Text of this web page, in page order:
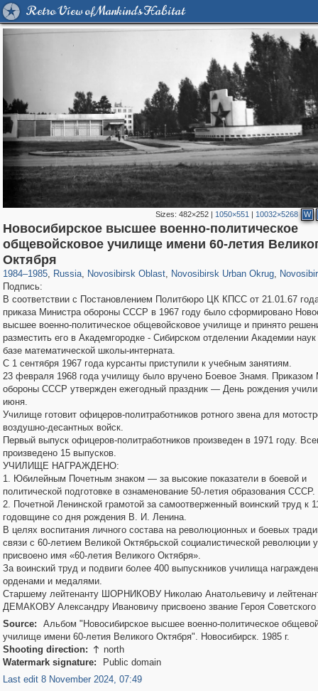
Retro View of Mankind's Habitat
Sizes:482×252 | 1050×551 | 10032×5268 W
Новосибирское высшее военно-политическое
общевойсковое училище имени 60-летия
Октября
1984–1985, Russia, Novosibirsk Oblast, Novosibirsk Urban Okrug,
Подпись:
В соответствии с Постановлением Политбюро ЦК КПСС от 21.01.67
приказа Министра обороны СССР в 1967 году было сформировано
высшее военно-политическое общевойсковое училище и принято
разместить его в Академгородке - Сибирском отделении Академии
базе математической школы-интерната.
С 1 сентября 1967 года курсанты приступили к учебным занятиям.
23 февраля 1968 года училищу было вручено Боевое Знамя. Приказом
обороны СССР утвержден ежегодный праздник — День рождения
июня.
Училище готовит офицеров-политработников ротного звена для
воздушно-десантных войск.
Первый выпуск офицеров-политработников произведен в 1971 году.
произведено 15 выпусков.
УЧИЛИЩЕ НАГРАЖДЕНО:
1. Юбилейным Почетным знаком — за высокие показатели в боевой и
политической подготовке в ознаменование 50-летия образования СССР.
2. Почетной Ленинской грамотой за самоотверженный воинский труд к
годовщине со дня рождения В. И. Ленина.
В целях воспитания личного состава на революционных и боевых
связи с 60-летием Великой Октябрьской социалистической революции
присвоено имя «60-летия Великого Октября».
За воинский труд и подвиги более 400 выпускников училища
орденами и медалями.
Старшему лейтенанту ШОРНИКОВУ Николаю Анатольевичу и
ДЕМАКОВУ Александру Ивановичу присвоено звание Героя
Source:
Альбом "Новосибирское высшее военно-политическое
училище имени 60-летия Великого Октября". Новосибирск. 1985 г.
Shooting direction:  north
Watermark signature:
Public domain
Last edit 8 November 2024, 07:49